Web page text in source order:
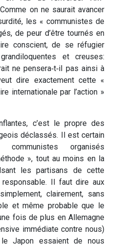
on ne saurait avancer
les « communistes de
de peur d’être tournés en
conscient, de se réfugier
et creuses:
ne pensera‑t‑il pas ainsi à
dire exactement cette «
internationale par l’action »
c’est le propre des
déclassés. Il est certain
organisés
», tout au moins en la
les partisans de cette
Il faut dire aux
clairement, sans
et même probable que le
fois de plus en Allemagne
immédiate contre nous)
Japon essaient de nous